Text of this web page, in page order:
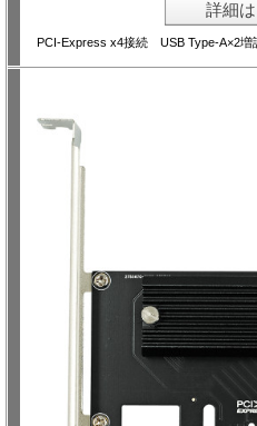
詳細
PCI-Express x4接続 USB Type-A×2